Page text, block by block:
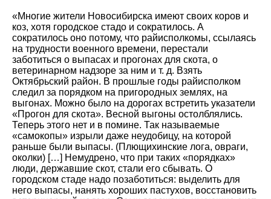
«Многие жители Новосибирска имеют своих коров и
коз, хотя городское стадо и сократилось. А
сократилось оно потому, что райисполкомы, ссылаясь
на трудности военного времени, перестали
заботиться о выпасах и прогонах для скота, о
ветеринарном надзоре за ним и т. д. Взять
Октябрьский район. В прошлые годы райисполком
следил за порядком на пригородных землях, на
выгонах. Можно было на дорогах встретить указатели
«Прогон для скота». Весной выгоны остолблялись.
Теперь этого нет и в помине. Так называемые
«самокопы» изрыли даже неудобицу, на которой
раньше были выпасы. (Плющихинские лога, овраги,
околки) […] Немудрено, что при таких «порядках»
люди, державшие скот, стали его сбывать. О
городском стаде надо позаботиться: выделить для
него выпасы, нанять хороших пастухов, восстановить